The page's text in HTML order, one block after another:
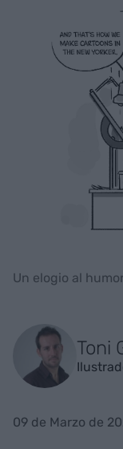
Un elogio al
Toni
09 de Marzo de